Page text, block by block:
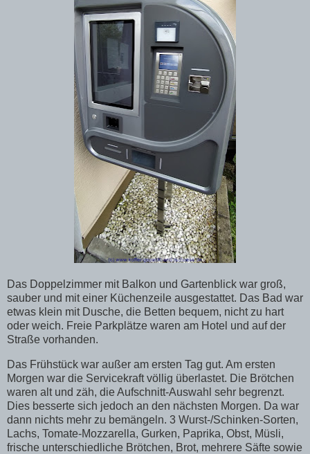
Das Doppelzimmer mit Balkon und Gartenblick war groß,
sauber und mit einer Küchenzeile ausgestattet. Das Bad war
etwas klein mit Dusche, die Betten bequem, nicht zu hart
oder weich. Freie Parkplätze waren am Hotel und auf der
Straße vorhanden.
Das Frühstück war außer am ersten Tag gut. Am ersten
Morgen war die Servicekraft völlig überlastet. Die Brötchen
waren alt und zäh, die Aufschnitt-Auswahl sehr begrenzt.
Dies besserte sich jedoch an den nächsten Morgen. Da war
dann nichts mehr zu bemängeln. 3 Wurst-/Schinken-Sorten,
Lachs, Tomate-Mozzarella, Gurken, Paprika, Obst, Müsli,
frische unterschiedliche Brötchen, Brot, mehrere Säfte sowie